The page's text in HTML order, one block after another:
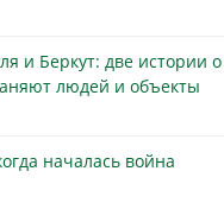
и Беркут: две истории о
людей и объекты
началась война